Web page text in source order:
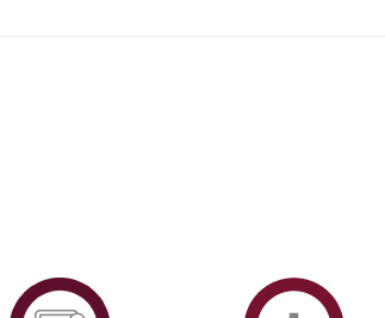
PlataformAberta